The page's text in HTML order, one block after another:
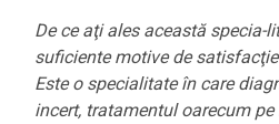
De ce aţi ales această specia-
suficiente motive de
Este o specialitate în care
incert, tratamentul oarecum pe